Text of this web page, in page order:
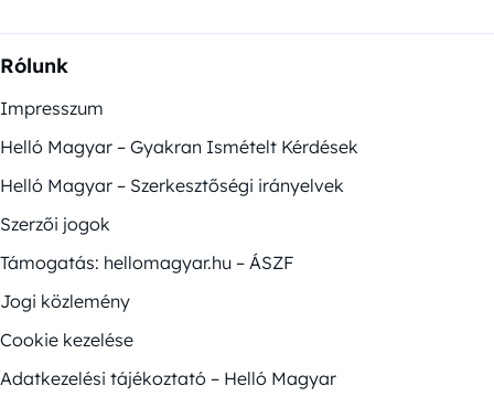
Rólunk
Impresszum
Helló Magyar – Gyakran Ismételt Kérdések
Helló Magyar – Szerkesztőségi irányelvek
Szerzői jogok
Támogatás: hellomagyar.hu – ÁSZF
Jogi közlemény
Cookie kezelése
Adatkezelési tájékoztató – Helló Magyar